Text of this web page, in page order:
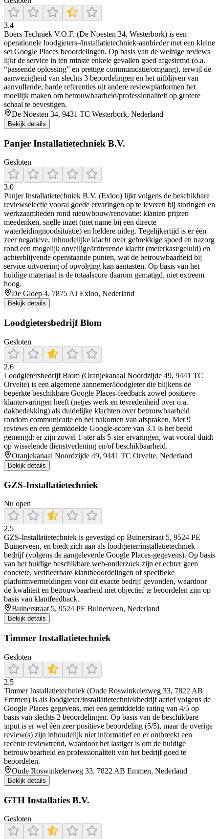
3.4
Boers Techniek V.O.F. (De Noesten 34, Westerbork) is een
operationele loodgieters-/installatietechniek-aanbieder met een kleine
set Google Places beoordelingen. Op basis van de weinige reviews
lijkt de service in ten minste enkele gevallen goed afgestemd (o.a.
“passende oplossing” en prettige communicatie/omgang), terwijl de
aanwezigheid van slechts 3 beoordelingen en het uitblijven van
aanvullende, harde referenties uit andere reviewplatformen het
moeilijk maken om betrouwbaarheid/professionaliteit op grotere
schaal te bevestigen.
De Noesten 34, 9431 TC Westerbork, Nederland
Bekijk details
Panjer Installatietechniek B.V.
Gesloten
3.0
Panjer Installatietechniek B.V. (Exloo) lijkt volgens de beschikbare
reviewselectie vooral goede ervaringen op te leveren bij storingen en
werkzaamheden rond nieuwbouw/renovatie: klanten prijzen
meedenken, snelle inzet (met name bij een directe
waterleidingnoodsituatie) en heldere uitleg. Tegelijkertijd is er één
zeer negatieve, inhoudelijke klacht over gebrekkige spoed en nazorg
rond een mogelijk onveilige/irriterende klacht (meterkast/geluid) en
achterblijvende openstaande punten, wat de betrouwbaarheid bij
service-uitvoering of opvolging kan aantasten. Op basis van het
huidige materiaal is de totaalscore daarom gematigd, niet extreem
hoog.
De Gloep 4, 7875 AJ Exloo, Nederland
Bekijk details
Loodgietersbedrijf Blom
Gesloten
2.6
Loodgietersbedrijf Blom (Oranjekanaal Noordzijde 49, 9441 TC
Orvelte) is een algemene aannemer/loodgieter die blijkens de
beperkte beschikbare Google Places-feedback zowel positieve
klantervaringen heeft (netjes werk en tevredenheid over o.a.
dakbedekking) als duidelijke klachten over betrouwbaarheid
rondom communicatie en het nakomen van afspraken. Met 9
reviews en een gemiddelde Google-score van 3.1 is het beeld
gemengd: er zijn zowel 1-ster als 5-ster ervaringen, wat vooral duidt
op wisselende dienstverlening en/of beschikbaarheid.
Oranjekanaal Noordzijde 49, 9441 TC Orvelte, Nederland
Bekijk details
GZS-Installatietechniek
Nu open
2.5
GZS-Installatietechniek is gevestigd op Buinerstraat 5, 9524 PE
Buinerveen, en biedt zich aan als loodgieter/installatietechniek
bedrijf (volgens de aangeleverde Google Places-gegevens). Op basis
van het huidige beschikbare web-onderzoek zijn er echter geen
concrete, verifieerbare klantbeoordelingen of specifieke
platformvermeldingen voor dit exacte bedrijf gevonden, waardoor
de kwaliteit en betrouwbaarheid niet objectief te beoordelen zijn op
basis van klantfeedback.
Buinerstraat 5, 9524 PE Buinerveen, Nederland
Bekijk details
Timmer Installatietechniek
Gesloten
2.5
Timmer Installatietechniek (Oude Roswinkelerweg 33, 7822 AB
Emmen) is als loodgieter/installatietechniekbedrijf actief volgens de
Google Places gegevens, met een gemiddelde rating van 4/5 op
basis van slechts 2 beoordelingen. Op basis van de beschikbare
input is er wel één zeer positieve beoordeling (5/5), maar de overige
review(s) zijn inhoudelijk niet informatief en er ontbreekt een
recente reviewtrend, waardoor het lastiger is om de huidige
betrouwbaarheid en professionaliteit van het bedrijf goed te
beoordelen.
Oude Roswinkelerweg 33, 7822 AB Emmen, Nederland
Bekijk details
GTH Installaties B.V.
Gesloten